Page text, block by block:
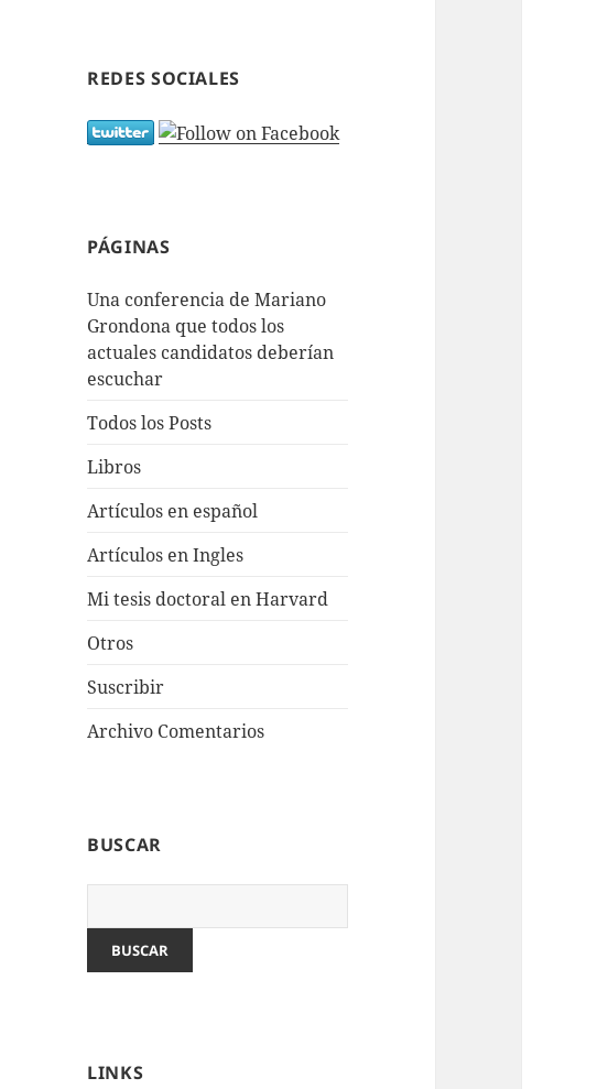
REDES SOCIALES
PÁGINAS
Una conferencia de Mariano
Grondona que todos los
actuales candidatos deberían
escuchar
Todos los Posts
Libros
Artículos en español
Artículos en Ingles
Mi tesis doctoral en Harvard
Otros
Suscribir
Archivo Comentarios
BUSCAR
LINKS